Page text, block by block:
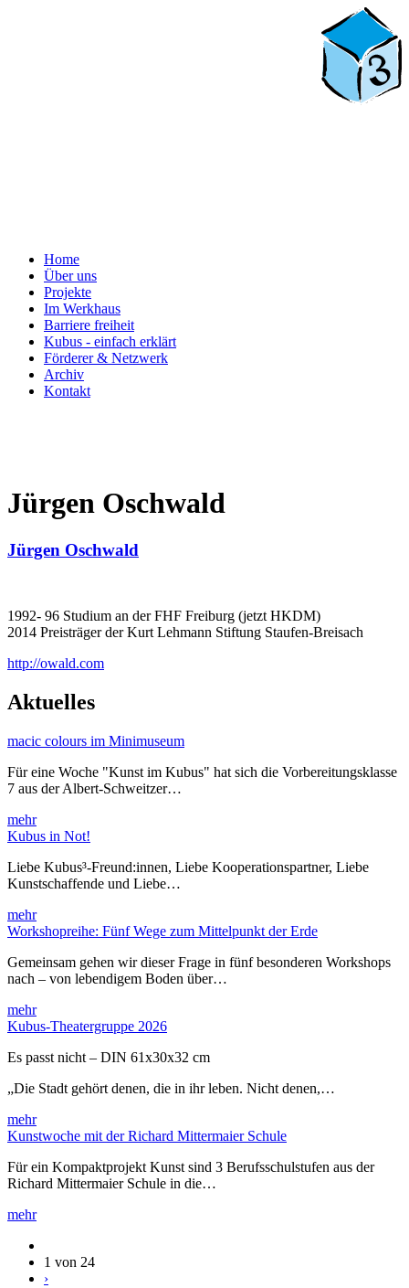
Home
Über uns
Projekte
Im Werkhaus
Barriere freiheit
Kubus - einfach erklärt
Förderer & Netzwerk
Archiv
Kontakt
Jürgen Oschwald
Jürgen Oschwald
1992- 96 Studium an der FHF Freiburg (jetzt HKDM)
2014 Preisträger der Kurt Lehmann Stiftung Staufen-Breisach
http://owald.com
Aktuelles
macic colours im Minimuseum
Für eine Woche "Kunst im Kubus" hat sich die Vorbereitungsklasse
7 aus der Albert-Schweitzer…
mehr
Kubus in Not!
Liebe Kubus³-Freund:innen, Liebe Kooperationspartner, Liebe
Kunstschaffende und Liebe…
mehr
Workshopreihe: Fünf Wege zum Mittelpunkt der Erde
Gemeinsam gehen wir dieser Frage in fünf besonderen Workshops
nach – von lebendigem Boden über…
mehr
Kubus-Theatergruppe 2026
Es passt nicht – DIN 61x30x32 cm
„Die Stadt gehört denen, die in ihr leben. Nicht denen,…
mehr
Kunstwoche mit der Richard Mittermaier Schule
Für ein Kompaktprojekt Kunst sind 3 Berufsschulstufen aus der
Richard Mittermaier Schule in die…
mehr
1 von 24
›